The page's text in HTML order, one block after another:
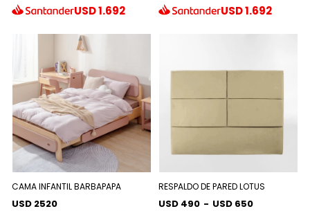
USD1.692 USD1.692
CAMA INFANTIL BARBAPAPA
USD 2520
RESPALDO DE PARED LOTUS
USD 490 - USD 650